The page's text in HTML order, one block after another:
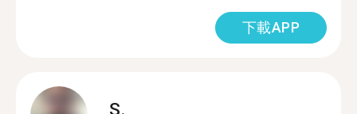
下載APP
S.